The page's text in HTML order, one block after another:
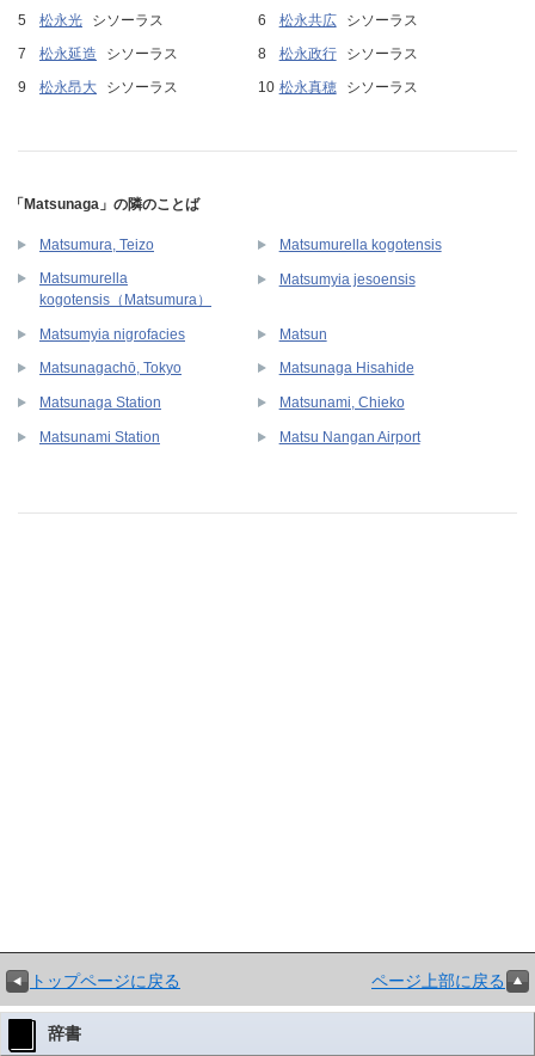
松永光
シソーラス 松永共広
シソーラス
松永延造
シソーラス 松永政行
シソーラス
松永昂大
シソーラス 松永真穂 シソーラス
「Matsunaga」の隣のことば
Matsumura, Teizo
Matsumurella kogotensis
Matsumurella
kogotensis（Matsumura）
Matsumyia jesoensis
Matsumyia nigrofacies Matsun
Matsunagachō, Tokyo Matsunaga Hisahide
Matsunaga Station Matsunami, Chieko
Matsunami Station Matsu Nangan Airport
トップページに戻る ページ上部に戻る
辞書